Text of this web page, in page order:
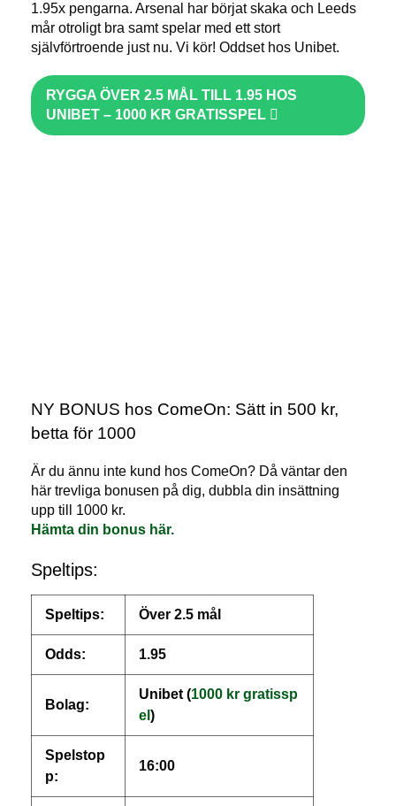
1.95x pengarna. Arsenal har börjat skaka och Leeds
mår otroligt bra samt spelar med ett stort
självförtroende just nu. Vi kör! Oddset hos Unibet.
RYGGA ÖVER 2.5 MÅL TILL 1.95 HOS
UNIBET – 1000 KR GRATISSPEL
NY BONUS hos ComeOn: Sätt in 500 kr,
betta för 1000
Är du ännu inte kund hos ComeOn? Då väntar den
här trevliga bonusen på dig, dubbla din insättning
upp till 1000 kr.
Hämta din bonus här.
Speltips:
Speltips: Över 2.5 mål
Odds: 1.95
Bolag:
Unibet (1000 kr gratissp
el )
Spelstop
p:
16:00